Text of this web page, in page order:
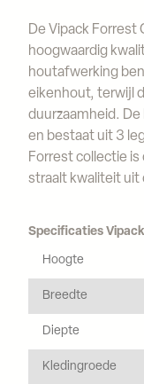
De Vipack Forrest
hoogwaardig
houtafwerking
eikenhout, terwijl
duurzaamheid.
en bestaat uit 3
Forrest collectie
straalt kwaliteit uit
Specificaties
Hoogte
Breedte
Diepte
Kledingroede